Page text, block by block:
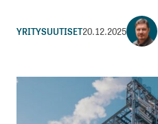
YRITYSUUTISET20.12.2025